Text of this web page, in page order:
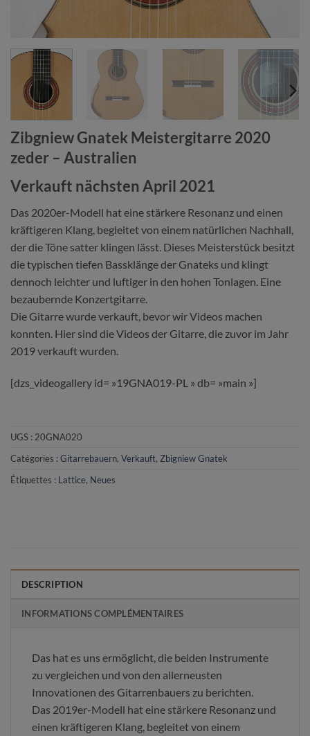
Zibgniew Gnatek Meistergitarre 2020
zeder – Australien
Verkauft nächsten April 2021
Das 2020er-Modell hat eine stärkere Resonanz und einen
kräftigeren Klang, begleitet von einem natürlichen Nachhall,
der die Töne satter klingen lässt. Dieses Meisterstück besitzt
die typischen tiefen Bassklänge der Gnateks und klingt
dennoch leichter und luftiger in den hohen Tonlagen. Eine
bezaubernde Konzertgitarre.
Die Gitarre wurde verkauft, bevor wir Videos machen
konnten. Hier sind die Videos der Gitarre, die zuvor im Jahr
2019 verkauft wurden.
[dzs_videogallery id= »19GNA019-PL » db= »main »]
UGS :20GNA020
Catégories :Gitarrebauern, Verkauft, Zbigniew Gnatek
Étiquettes : Lattice, Neues
DESCRIPTION
INFORMATIONS COMPLÉMENTAIRES
Das hat es uns ermöglicht, die beiden Instrumente
zu vergleichen und von den allerneusten
Innovationen des Gitarrenbauers zu berichten.
Das 2019er-Modell hat eine stärkere Resonanz und
einen kräftigeren Klang, begleitet von einem